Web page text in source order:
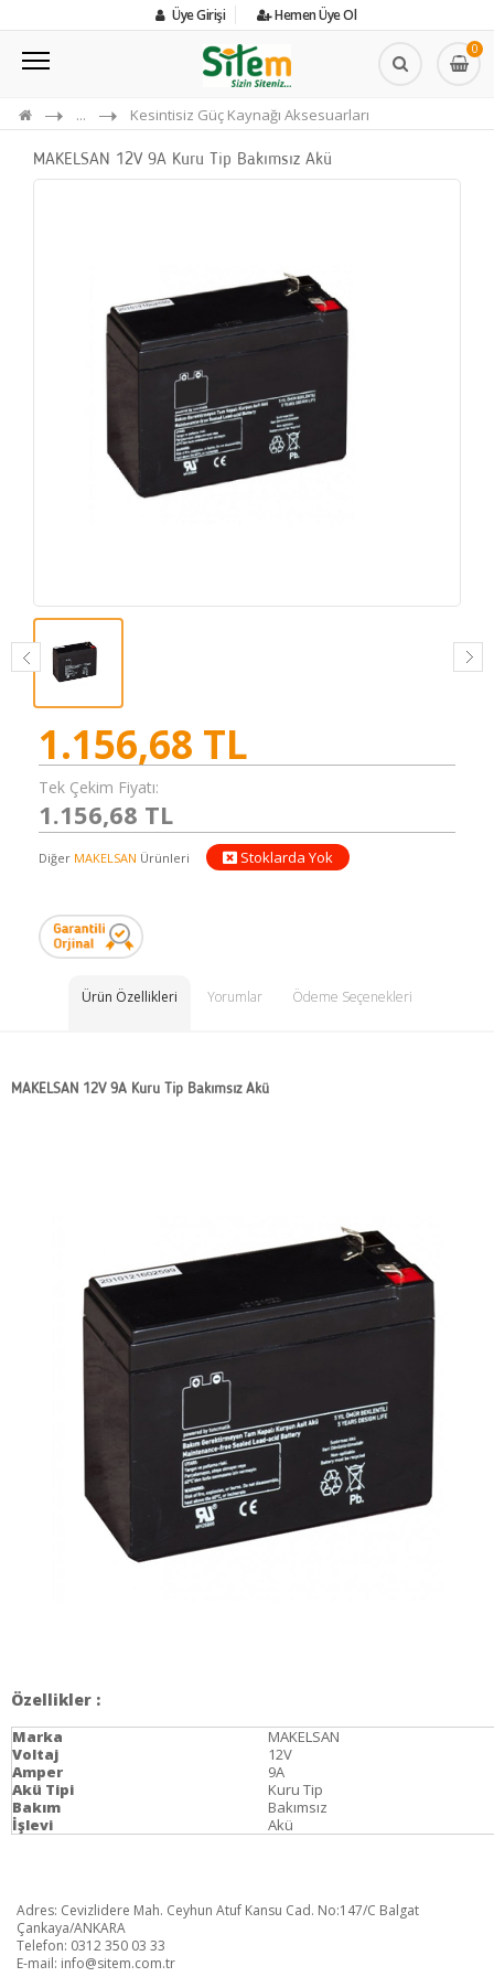
Üye Girişi Hemen Üye Ol
0
... Kesintisiz Güç Kaynağı Aksesuarları
MAKELSAN 12V 9A Kuru Tip Bakımsız Akü
1.156,68 TL
Tek Çekim Fiyatı:
1.156,68 TL
Diğer MAKELSAN Ürünleri Stoklarda Yok
Ürün Özellikleri Yorumlar Ödeme Seçenekleri
MAKELSAN 12V 9A Kuru Tip Bakımsız Akü
Özellikler :
Marka
MAKELSAN
Voltaj
12V
Amper
9A
Akü Tipi
Kuru Tip
Bakım
Bakımsız
İşlevi
Akü
Adres: Cevizlidere Mah. Ceyhun Atuf Kansu Cad. No:147/C Balgat
Çankaya/ANKARA
Telefon: 0312 350 03 33
E-mail: info@sitem.com.tr